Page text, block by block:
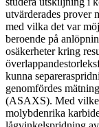
utvärderades prover
med vilka det var
beroende på
osäkerheter kring
kunna
genomfördes
(ASAXS). Med
molybdenrika